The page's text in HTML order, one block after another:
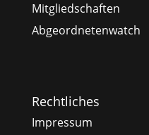
Mitgliedschaften
Abgeordnetenwatch
Rechtliches
Impressum